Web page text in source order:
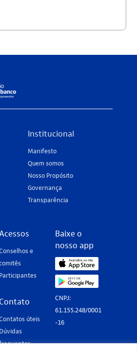
Institucional
Manifesto
Quem somos
Nosso Propósito
Governança
Transparência
e
Participantes
úteis
Dúvidas
Baixe o
nosso app
CNPJ:
61.155.248/0001
-16